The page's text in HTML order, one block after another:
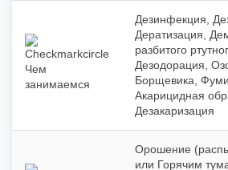
Чем
занимаемся
Дезинфекция,
Дератизация,
разбитого
Дезодорация,
Борщевика,
Акарицидная
Дезакаризация
Орошение
или Горячим